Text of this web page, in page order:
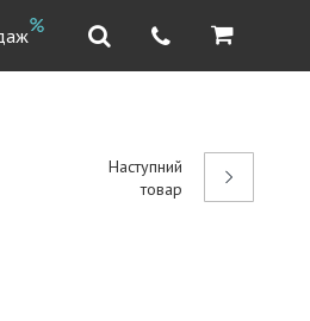
Наступний
товар